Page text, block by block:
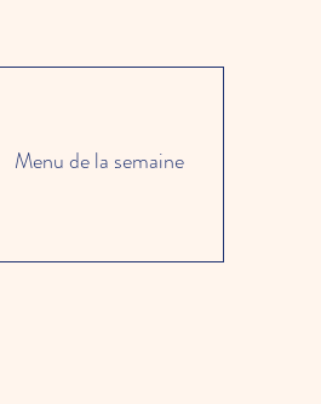
Menu de la semaine